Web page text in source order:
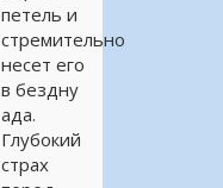
петель и
стремительно
несет его
в бездну
ада.
Глубокий
страх